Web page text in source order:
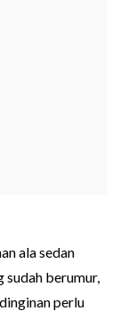
ala sedan
sudah berumur,
perlu